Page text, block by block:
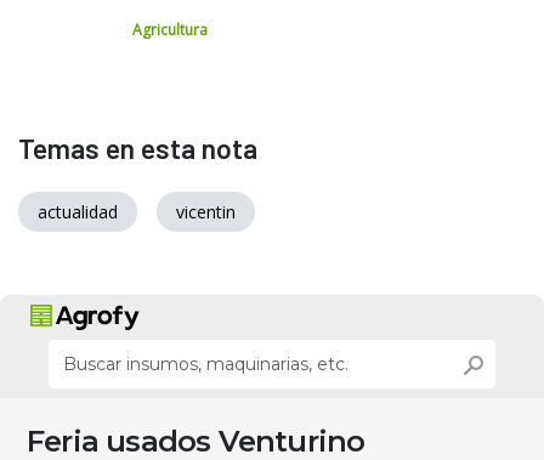
Agricultura
Temas en esta nota
actualidad vicentin
Feria usados Venturino